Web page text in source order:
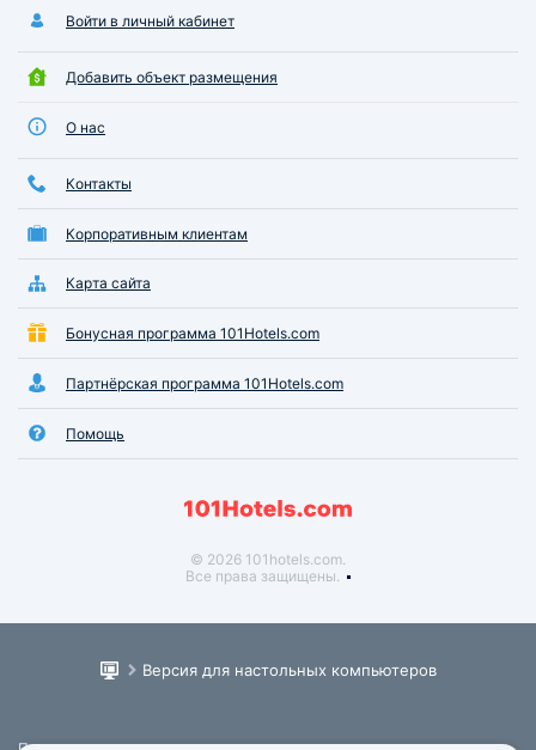
Войти в личный кабинет
Добавить объект размещения
О нас
Контакты
Корпоративным клиентам
Карта сайта
Бонусная программа 101Hotels.com
Партнёрская программа 101Hotels.com
Помощь
© 2026 101hotels.com.
Все права защищены.
Версия для настольных компьютеров